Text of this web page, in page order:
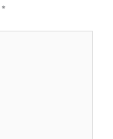
*